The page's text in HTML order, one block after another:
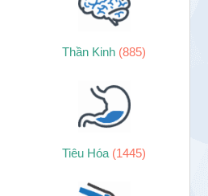
Thần Kinh (885)
Tiêu Hóa (1445)